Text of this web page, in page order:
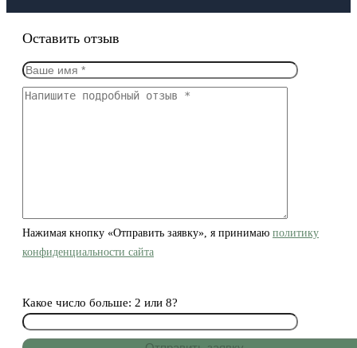
Оставить отзыв
Нажимая кнопку «Отправить заявку», я принимаю политику
конфиденциальности сайта
Какое число больше: 2 или 8?